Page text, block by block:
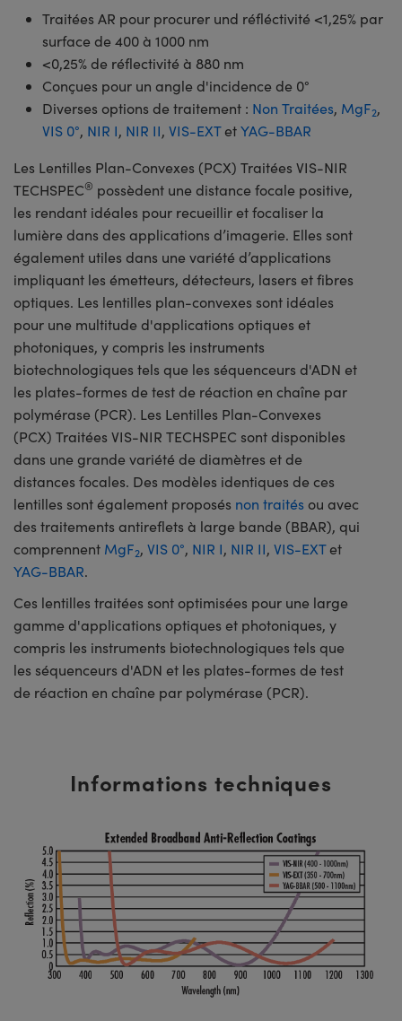
Traitées AR pour procurer und réfléctivité <1,25% par
surface de 400 à 1000 nm
<0,25% de réflectivité à 880 nm
Conçues pour un angle d'incidence de 0°
Diverses options de traitement : Non Traitées, MgF2,
VIS 0°, NIR I, NIR II, VIS-EXTetYAG-BBAR
Les Lentilles Plan-Convexes (PCX) Traitées VIS-NIR
TECHSPEC® possèdent une distance focale positive,
les rendant idéales pour recueillir et focaliser la
lumière dans des applications d’imagerie. Elles sont
également utiles dans une variété d’applications
impliquant les émetteurs, détecteurs, lasers et fibres
optiques. Les lentilles plan-convexes sont idéales
pour une multitude d'applications optiques et
photoniques, y compris les instruments
biotechnologiques tels que les séquenceurs d'ADN et
les plates-formes de test de réaction en chaîne par
polymérase (PCR). Les Lentilles Plan-Convexes
(PCX) Traitées VIS-NIR TECHSPEC sont disponibles
dans une grande variété de diamètres et de
distances focales. Des modèles identiques de ces
lentilles sont également proposés non traités ou avec
des traitements antireflets à large bande (BBAR), qui
comprennent MgF2, VIS 0°, NIR I, NIR II, VIS-EXTet
YAG-BBAR.
Ces lentilles traitées sont optimisées pour une large
gamme d'applications optiques et photoniques, y
compris les instruments biotechnologiques tels que
les séquenceurs d'ADN et les plates-formes de test
de réaction en chaîne par polymérase (PCR).
Informations techniques